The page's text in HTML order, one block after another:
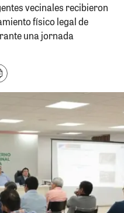
vecinales recibieron
físico legal de
una jornada